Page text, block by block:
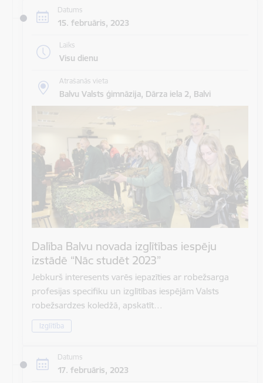
Datums
15. februāris, 2023
Laiks
Visu dienu
Atrašanās vieta
Balvu Valsts ģimnāzija, Dārza iela 2, Balvi
Dalība Balvu novada izglītības iespēju
izstādē “Nāc studēt 2023”
Jebkurš interesents varēs iepazīties ar robežsarga
profesijas specifiku un izglītības iespējām Valsts
robežsardzes koledžā, apskatīt…
Izglītība
Datums
17. februāris, 2023